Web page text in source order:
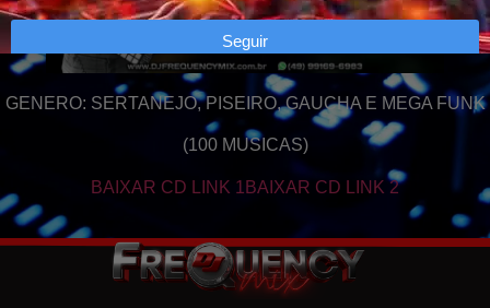
GENERO: SERTANEJO, PISEIRO, GAUCHA E MEGA FUNK
(100 MUSICAS)
BAIXAR CD LINK 1 BAIXAR CD LINK 2
Seguir